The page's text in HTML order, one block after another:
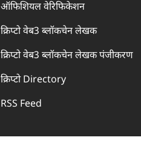
ऑफिशियल वेरिफिकेशन
क्रिप्टो वेब3 ब्लॉकचेन लेखक
क्रिप्टो वेब3 ब्लॉकचेन लेखक पंजीकरण
क्रिप्टो Directory
RSS Feed